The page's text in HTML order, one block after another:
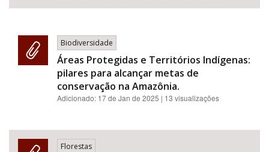
Biodiversidade
Áreas Protegidas e Territórios Indígenas:
pilares para alcançar metas de
conservação na Amazônia.
Adicionado: 17 de Jan de 2025 | 13 visualizações
Florestas